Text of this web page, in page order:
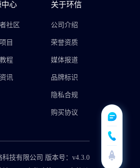
中心
社区
目
程
讯
关于环信
公司介绍
荣誉资质
媒体报道
品牌标识
隐私合规
购买协议
技有限公司 版本号：v4.3.0